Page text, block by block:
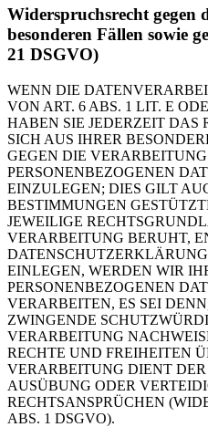
Widerspruchsrecht gegen
besonderen Fällen sowie
21 DSGVO)
WENN DIE
VON ART. 6 ABS. 1 LIT. E
HABEN SIE JEDERZEIT DAS
SICH AUS IHRER
GEGEN DIE
PERSONENBEZOGENEN
EINZULEGEN; DIES GILT
BESTIMMUNGEN
JEWEILIGE
VERARBEITUNG BERUHT,
EINLEGEN, WERDEN WIR
PERSONENBEZOGENEN
VERARBEITEN, ES SEI
ZWINGENDE
VERARBEITUNG
RECHTE UND FREIHEITEN
VERARBEITUNG DIENT
AUSÜBUNG ODER
RECHTSANSPRÜCHEN
ABS. 1 DSGVO).